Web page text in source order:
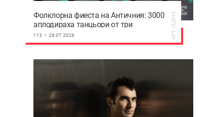
Фолклорна фиеста на Античния: 3000
аплодираха танцьори от три
континента
113 28.07.2026 АРТ СЦЕНА